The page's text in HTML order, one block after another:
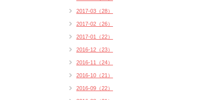
2017-03（28）
2017-02（26）
2017-01（22）
2016-12（23）
2016-11（24）
2016-10（21）
2016-09（22）